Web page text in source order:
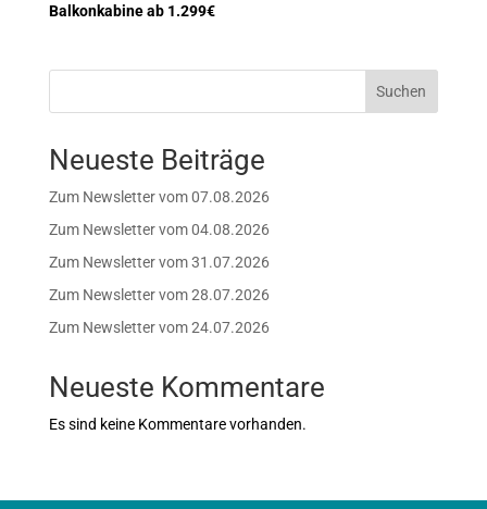
Balkonkabine ab 1.299€
Suchen
Neueste Beiträge
Zum Newsletter vom 07.08.2026
Zum Newsletter vom 04.08.2026
Zum Newsletter vom 31.07.2026
Zum Newsletter vom 28.07.2026
Zum Newsletter vom 24.07.2026
Neueste Kommentare
Es sind keine Kommentare vorhanden.